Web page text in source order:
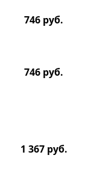
746 руб.
746 руб.
1 367 руб.